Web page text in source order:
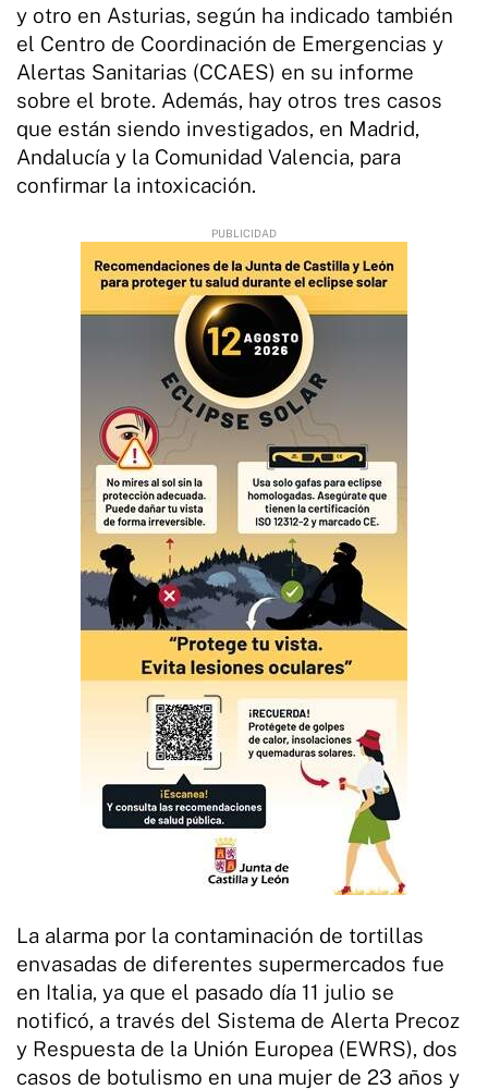
y otro en Asturias, según ha indicado también
el Centro de Coordinación de Emergencias y
Alertas Sanitarias (CCAES) en su informe
sobre el brote. Además, hay otros tres casos
que están siendo investigados, en Madrid,
Andalucía y la Comunidad Valencia, para
confirmar la intoxicación.
La alarma por la contaminación de tortillas
envasadas de diferentes supermercados fue
en Italia, ya que el pasado día 11 julio se
notificó, a través del Sistema de Alerta Precoz
y Respuesta de la Unión Europea (EWRS), dos
casos de botulismo en una mujer de 23 años y